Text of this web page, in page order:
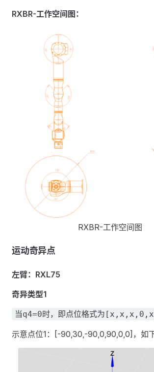
RXBR-工作空间图：
RXBR-工作空间图
运动奇异点
左臂：RXL75
奇异类型1
当q4=0时，即点位格式为
示意点位1：[-90,30,-90,0,90,0,0]，如下